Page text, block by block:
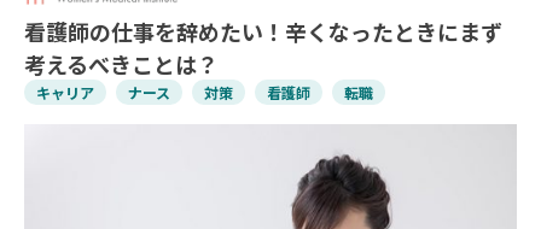
看護師の仕事を辞めたい！辛くなったときにまず
考えるべきことは？
キャリア ナース 対策 看護師 転職